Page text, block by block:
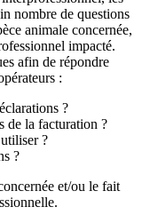
nombre de questions
animale concernée,
impacté.
afin de répondre
:
?
de la facturation ?
?
?
et/ou le fait